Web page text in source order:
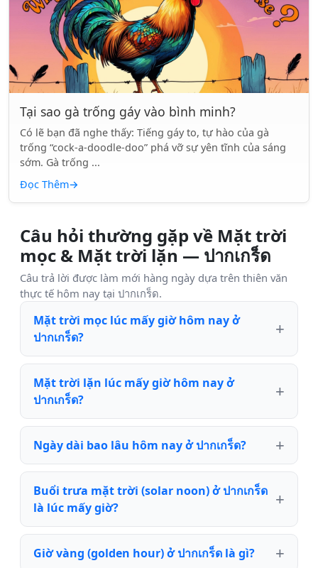
Tại sao gà trống gáy vào bình minh?
Có lẽ bạn đã nghe thấy: Tiếng gáy to, tự hào của gà
trống “cock-a-doodle-doo” phá vỡ sự yên tĩnh của sáng
sớm. Gà trống ...
Đọc Thêm→
Câu hỏi thường gặp về Mặt trời
mọc & Mặt trời lặn — ปากเกร็ด
Câu trả lời được làm mới hàng ngày dựa trên thiên văn
thực tế hôm nay tại ปากเกร็ด.
Mặt trời mọc lúc mấy giờ hôm nay ở
ปากเกร็ด?
Mặt trời lặn lúc mấy giờ hôm nay ở
ปากเกร็ด?
Ngày dài bao lâu hôm nay ở ปากเกร็ด?
Buổi trưa mặt trời (solar noon) ở ปากเกร็ด
là lúc mấy giờ?
Giờ vàng (golden hour) ở ปากเกร็ด là gì?